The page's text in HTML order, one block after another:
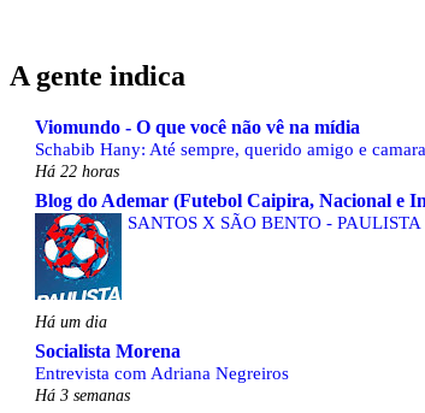
A gente indica
Viomundo - O que você não vê na mídia
Schabib Hany: Até sempre, querido amigo e
Há 22 horas
Blog do Ademar (Futebol Caipira, Nacional e
SANTOS X SÃO BENTO -
Há um dia
Socialista Morena
Entrevista com Adriana Negreiros
Há 3 semanas